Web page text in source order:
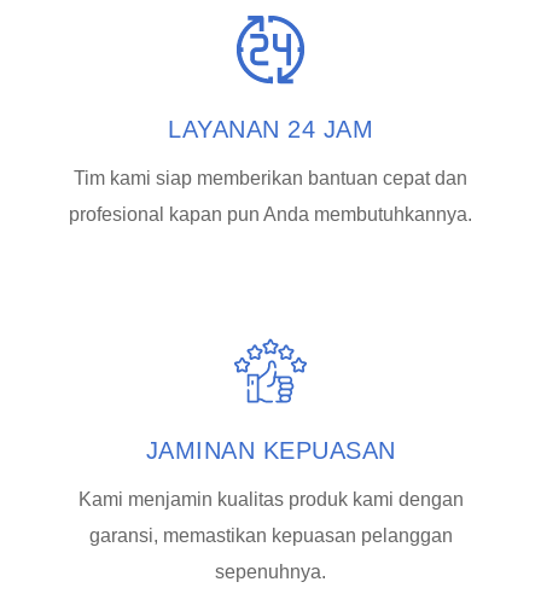
LAYANAN 24 JAM
Tim kami siap memberikan bantuan cepat dan
profesional kapan pun Anda membutuhkannya.
JAMINAN KEPUASAN
Kami menjamin kualitas produk kami dengan
garansi, memastikan kepuasan pelanggan
sepenuhnya.